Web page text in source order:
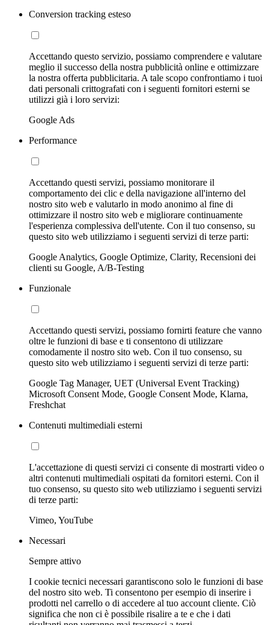
Conversion tracking esteso
Accettando questo servizio, possiamo comprendere e valutare
meglio il successo della nostra pubblicità online e ottimizzare
la nostra offerta pubblicitaria. A tale scopo confrontiamo i tuoi
dati personali crittografati con i seguenti fornitori esterni se
utilizzi già i loro servizi:
Google Ads
Performance
Accettando questi servizi, possiamo monitorare il
comportamento dei clic e della navigazione all'interno del
nostro sito web e valutarlo in modo anonimo al fine di
ottimizzare il nostro sito web e migliorare continuamente
l'esperienza complessiva dell'utente. Con il tuo consenso, su
questo sito web utilizziamo i seguenti servizi di terze parti:
Google Analytics, Google Optimize, Clarity, Recensioni dei
clienti su Google, A/B-Testing
Funzionale
Accettando questi servizi, possiamo fornirti feature che vanno
oltre le funzioni di base e ti consentono di utilizzare
comodamente il nostro sito web. Con il tuo consenso, su
questo sito web utilizziamo i seguenti servizi di terze parti:
Google Tag Manager, UET (Universal Event Tracking)
Microsoft Consent Mode, Google Consent Mode, Klarna,
Freshchat
Contenuti multimediali esterni
L'accettazione di questi servizi ci consente di mostrarti video o
altri contenuti multimediali ospitati da fornitori esterni. Con il
tuo consenso, su questo sito web utilizziamo i seguenti servizi
di terze parti:
Vimeo, YouTube
Necessari
Sempre attivo
I cookie tecnici necessari garantiscono solo le funzioni di base
del nostro sito web. Ti consentono per esempio di inserire i
prodotti nel carrello o di accedere al tuo account cliente. Ciò
significa che non ci è possibile risalire a te e che i dati